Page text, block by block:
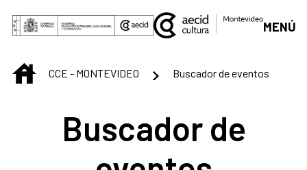
Saltar al contenido principal
MENÚ
INICIOCCE - MONTEVIDEO Buscador de eventos
Buscador de